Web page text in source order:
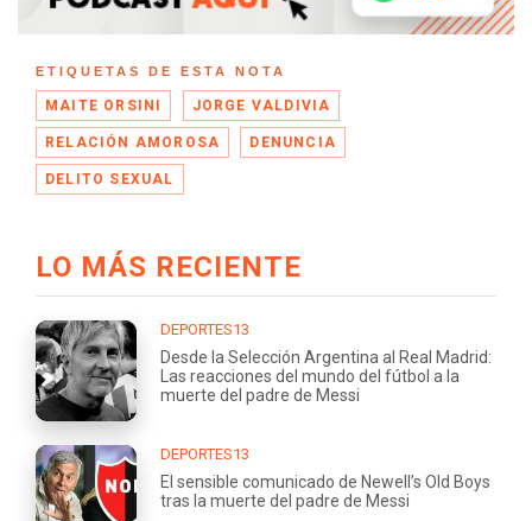
ETIQUETAS DE ESTA NOTA
MAITE ORSINI JORGE VALDIVIA
RELACIÓN AMOROSA DENUNCIA
DELITO SEXUAL
LO MÁS RECIENTE
DEPORTES13
Desde la Selección Argentina al Real Madrid:
Las reacciones del mundo del fútbol a la
muerte del padre de Messi
DEPORTES13
El sensible comunicado de Newell’s Old Boys
tras la muerte del padre de Messi